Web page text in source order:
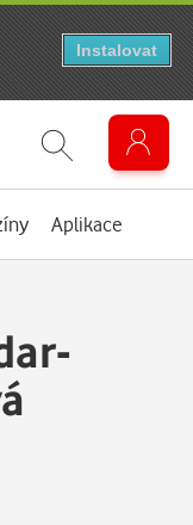
Aplikace
Instalovat